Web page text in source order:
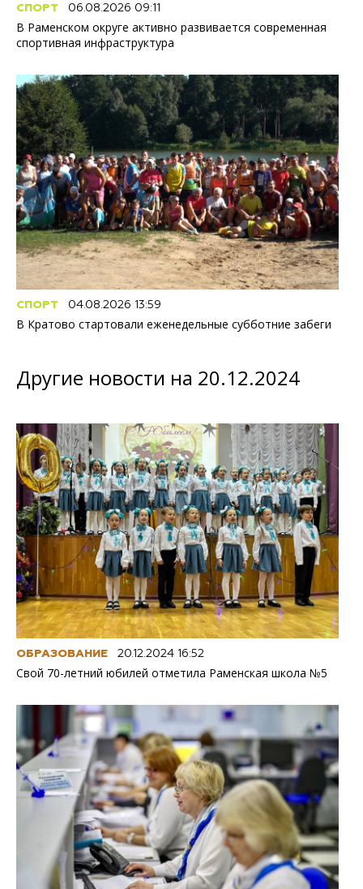
СПОРТ 06.08.2026 09:11
В Раменском округе активно развивается современная
спортивная инфраструктура
СПОРТ 04.08.2026 13:59
В Кратово стартовали еженедельные субботние забеги
Другие новости на 20.12.2024
ОБРАЗОВАНИЕ 20.12.2024 16:52
Свой 70-летний юбилей отметила Раменская школа №5